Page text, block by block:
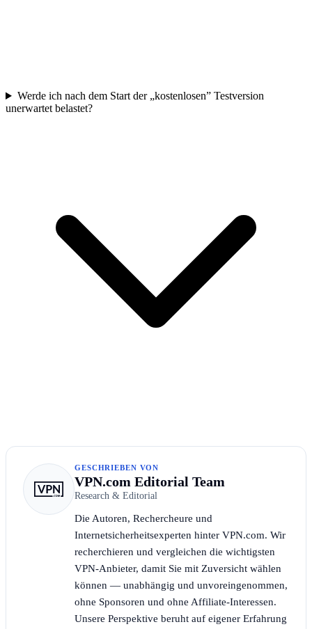
Werde ich nach dem Start der „kostenlosen” Testversion
unerwartet belastet?
GESCHRIEBEN VON
VPN.com Editorial Team
Research & Editorial
Die Autoren, Rechercheure und
Internetsicherheitsexperten hinter VPN.com. Wir
recherchieren und vergleichen die wichtigsten
VPN-Anbieter, damit Sie mit Zuversicht wählen
können — unabhängig und unvoreingenommen,
ohne Sponsoren und ohne Affiliate-Interessen.
Unsere Perspektive beruht auf eigener Erfahrung